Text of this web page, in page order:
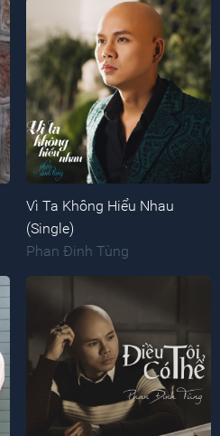
Vì Ta Không Hiểu Nhau
(Single)
Phan Đinh Tùng